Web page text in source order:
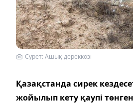
Сурет: Ашық дереккөзі
Қазақстанда сирек
жойылып кету қаупі